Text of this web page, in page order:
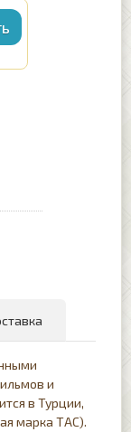
и
в Турции,
марка ТАС).